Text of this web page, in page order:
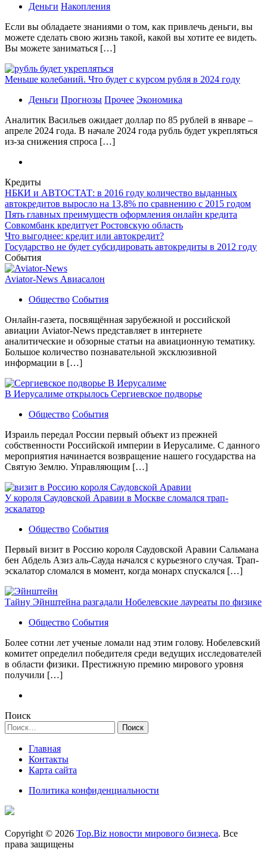
Деньги Накопления
Если вы обладаете знаниями о том, как привлечь деньги, вы
можете сделать свою жизнь такой, какой вы хотите ее видеть.
Вы можете заниматься […]
Меньше колебаний. Что будет с курсом рубля в 2024 году
Деньги Прогнозы Прочее Экономика
Аналитик Васильев ожидает доллар по 85 рублей в январе –
апреле 2024 года. В начале 2024 года рубль будет укрепляться
из-за снижения спроса […]
Кредиты
НБКИ и АВТОСТАТ: в 2016 году количество выданных
автокредитов выросло на 13,8% по сравнению с 2015 годом
Пять главных преимуществ оформления онлайн кредита
Совкомбанк кредитует Ростовскую область
Что выгоднее: кредит или автокредит?
Государство не будет субсидировать автокредиты в 2012 году
События
Aviator-News Авиасалон
Общество События
Онлайн-газета, посвящённая зарубежной и российской
авиации Aviator-News представляет в интернете
аналитические и обзорные статьи на авиационную тематику.
Большое количество познавательной эксклюзивной
информации в […]
В Иерусалиме открылось Сергиевское подворье
Общество События
Израиль передал России первый объект из прежней
собственности Российской империи в Иерусалиме. С данного
мероприятия начинается возвращение нашего государства на
Святую Землю. Управляющим […]
У короля Саудовской Аравии в Москве сломался трап-
эскалатор
Общество События
Первый визит в Россию короля Саудовской Аравии Сальмана
бен Абдель Азиз аль-Сауда начался с курьезного случая. Трап-
эскалатор сломался в момент, когда монарх спускался […]
Тайну Эйнштейна разгадали Нобелевские лауреаты по физике
Общество События
Более сотни лет ученые ломали над этим голову. Нобелевский
комитет определил победителя среди ведущих исследователей
в области физики. Престижную премию мирового уровня
получили […]
Поиск
Найти:
Главная
Контакты
Карта сайта
Политика конфиденциальности
Copyright © 2026 Top.Biz новости мирового бизнеса. Все
права защищены